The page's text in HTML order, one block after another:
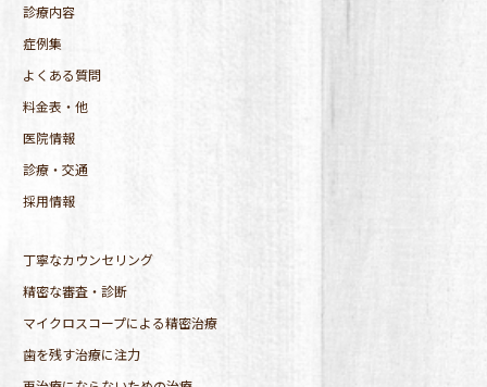
診療内容
症例集
よくある質問
料金表・他
医院情報
診療・交通
採用情報
丁寧なカウンセリング
精密な審査・診断
マイクロスコープによる精密治療
歯を残す治療に注力